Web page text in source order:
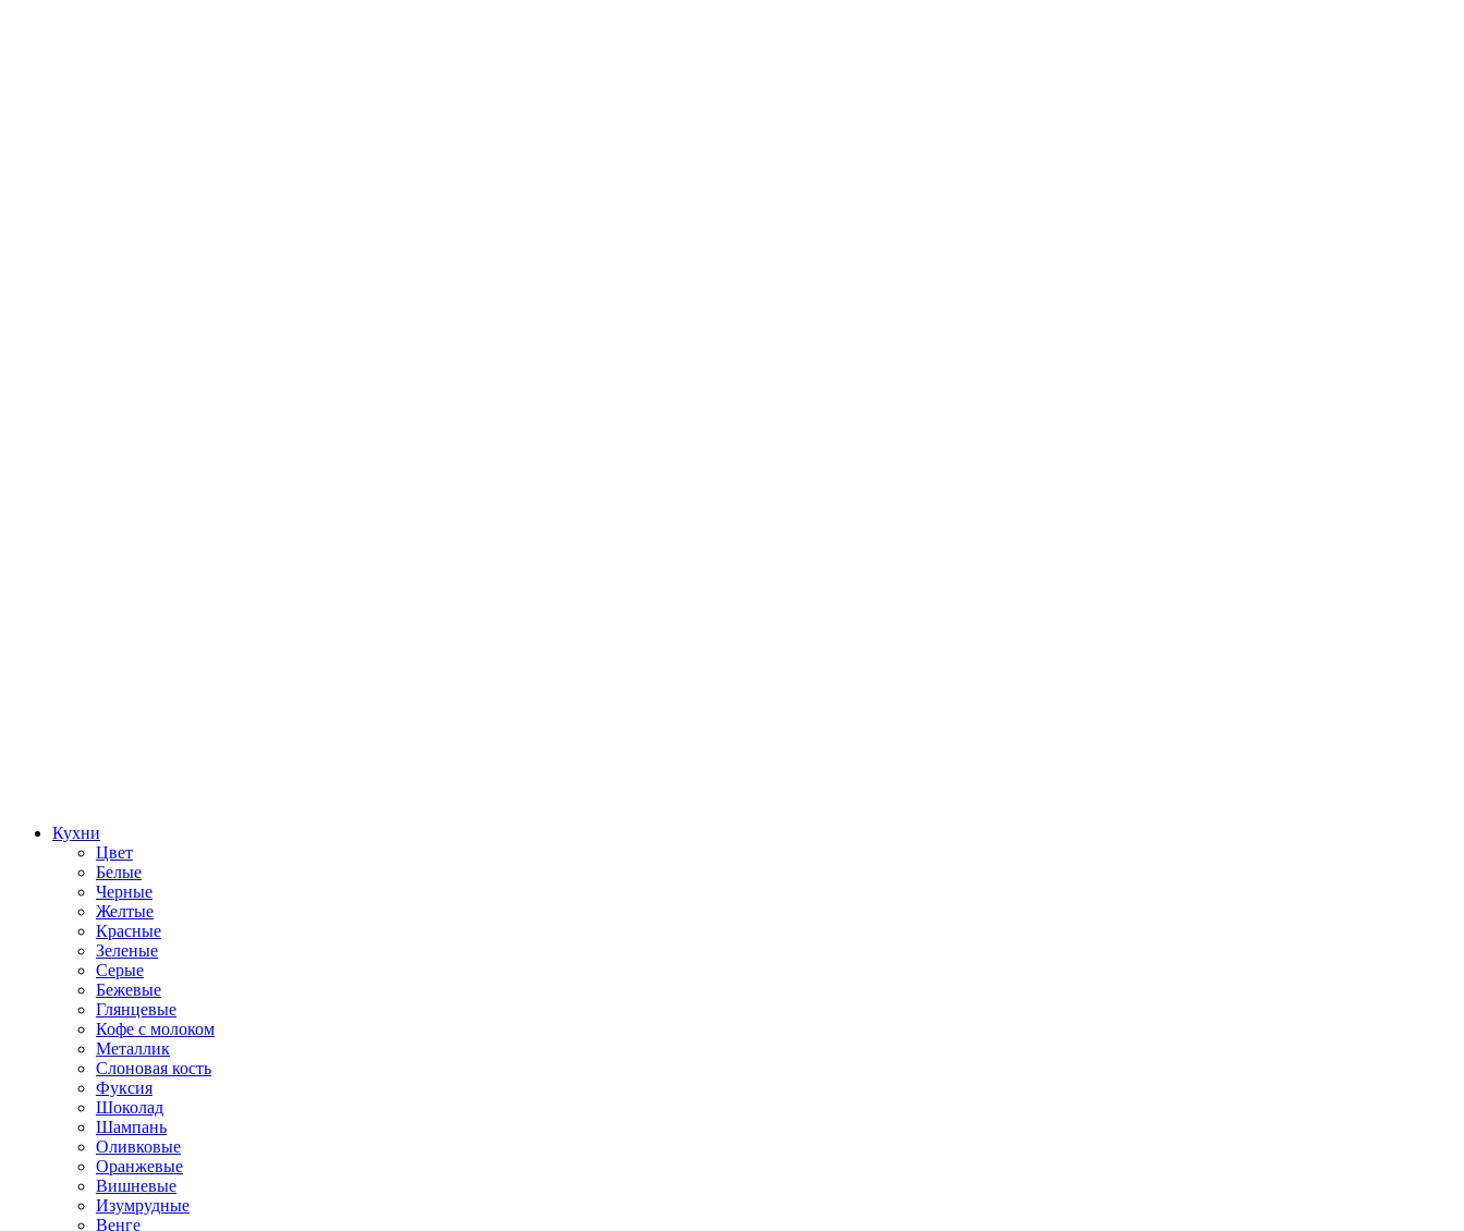
Кухни
Цвет
Белые
Черные
Желтые
Красные
Зеленые
Серые
Бежевые
Глянцевые
Кофе с молоком
Металлик
Слоновая кость
Фуксия
Шоколад
Шампань
Оливковые
Оранжевые
Вишневые
Изумрудные
Венге